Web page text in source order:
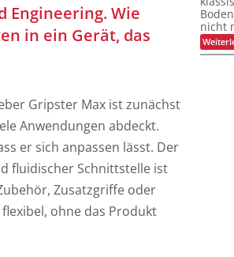
Engineering. Wie
in ein Gerät, das
Gripster Max ist zunächst
Anwendungen abdeckt.
er sich anpassen lässt. Der
fluidischer Schnittstelle ist
Zusatzgriffe oder
ohne das Produkt
nicht